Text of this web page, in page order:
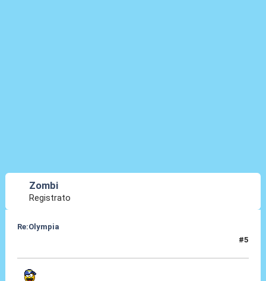
Zombi
Registrato
Re:Olympia
#5